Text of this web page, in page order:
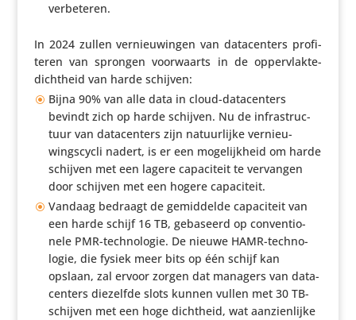
verbeteren.
In 2024 zullen vernieu­wingen van data­cen­ters profi­
teren van sprongen voor­waarts in de opper­vlak­te­
dicht­heid van harde schijven:
Bijna 90% van alle data in cloud-data­cen­ters
bevindt zich op harde schijven. Nu de infra­struc­
tuur van data­cen­ters zijn natuur­lijke vernieu­
wings­cycli nadert, is er een moge­lijk­heid om harde
schijven met een lagere capa­ci­teit te vervangen
door schijven met een hogere capaciteit.
Vandaag bedraagt de gemid­delde capa­ci­teit van
een harde schijf 16 TB, gebaseerd op conven­ti­o­
nele PMR-tech­no­logie. De nieuwe HAMR-tech­no­
logie, die fysiek meer bits op één schijf kan
opslaan, zal ervoor zorgen dat managers van data­
cen­ters diezelfde slots kunnen vullen met 30 TB-
schijven met een hoge dichtheid, wat aanzien­lijke